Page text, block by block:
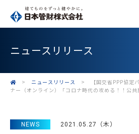
ニュースリリース
> ニュースリリース >
【国交省PPP協定
ナー（オンライン）「コロナ時代の攻める！！公
NEWS 2021.05.27（木）